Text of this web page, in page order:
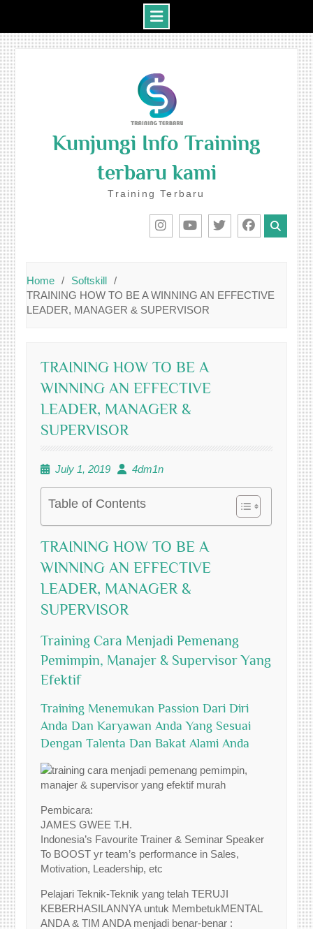
Kunjungi Info Training
terbaru kami
Training Terbaru
Home
Softskill
TRAINING HOW TO BE A WINNING AN EFFECTIVE
LEADER, MANAGER & SUPERVISOR
TRAINING HOW TO BE A
WINNING AN EFFECTIVE
LEADER, MANAGER &
SUPERVISOR
July 1, 2019 4dm1n
Table of Contents
TRAINING HOW TO BE A
WINNING AN EFFECTIVE
LEADER, MANAGER &
SUPERVISOR
Training Cara Menjadi Pemenang
Pemimpin, Manajer & Supervisor Yang
Efektif
Training Menemukan Passion Dari Diri
Anda Dan Karyawan Anda Yang Sesuai
Dengan Talenta Dan Bakat Alami Anda
Pembicara:
JAMES GWEE T.H.
Indonesia’s Favourite Trainer & Seminar Speaker
To BOOST yr team’s performance in Sales,
Motivation, Leadership, etc
Pelajari Teknik-Teknik yang telah TERUJI
KEBERHASILANNYA untuk MembetukMENTAL
ANDA & TIM ANDA menjadi benar-benar :